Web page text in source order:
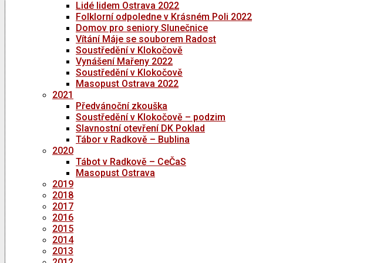
Lidé lidem Ostrava 2022
Folklorní odpoledne v Krásném Poli 2022
Domov pro seniory Slunečnice
Vítání Máje se souborem Radost
Soustředění v Klokočově
Vynášení Mařeny 2022
Soustředění v Klokočově
Masopust Ostrava 2022
2021
Předvánoční zkouška
Soustředění v Klokočově – podzim
Slavnostní otevření DK Poklad
Tábor v Radkově – Bublina
2020
Tábot v Radkově – CeČaS
Masopust Ostrava
2019
2018
2017
2016
2015
2014
2013